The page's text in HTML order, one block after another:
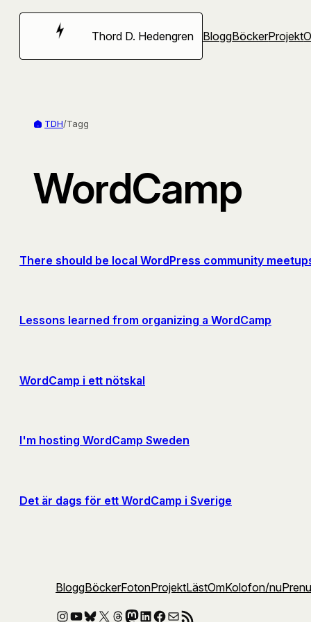
Hoppa
Thord D. Hedengren BloggBöckerProjekt
TDH/Tagg
WordCamp
There should be local WordPress community
Lessons learned from organizing a WordCamp
WordCamp i ett nötskal
I'm hosting WordCamp Sweden
Det är dags för ett WordCamp i Sverige
BloggBöckerFotonProjektLästOmKolofon/nu
Instagram
YouTube
Bluesky
X Threads
Mastodon
LinkedIn
Facebook
E-postRSS-flöde